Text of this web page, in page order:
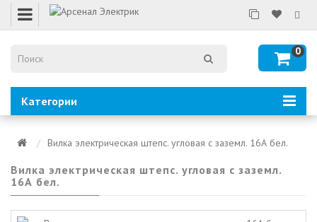
0
Категории
Вилка электрическая штепс. угловая с заземл. 16А бел.
Вилка электрическая штепс. угловая с заземл.
16А бел.